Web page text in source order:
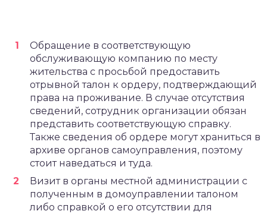
Обращение в соответствующую
обслуживающую компанию по месту
жительства с просьбой предоставить
отрывной талон к ордеру, подтверждающий
права на проживание. В случае отсутствия
сведений, сотрудник организации обязан
представить соответствующую справку.
Также сведения об ордере могут храниться в
архиве органов самоуправления, поэтому
стоит наведаться и туда.
Визит в органы местной администрации с
полученным в домоуправлении талоном
либо справкой о его отсутствии для